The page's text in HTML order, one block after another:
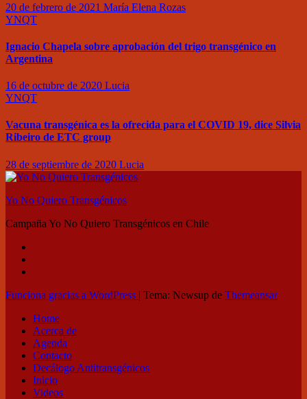
20 de febrero de 2021 María Elena Rozas
YNQT
Ignacio Chapela sobre aprobación del trigo transgénico en
Argentina
16 de octubre de 2020 Lucia
YNQT
Vacuna transgénica es la ofrecida para el COVID 19, dice Silvia
Ribeiro de ETC group
28 de septiembre de 2020 Lucia
Yo No Quiero Transgénicos
Campaña Yo No Quiero Transgénicos en Chile
Funciona gracias a WordPress | Tema: Newsup de Themeansar
Home
Acerca de
Agenda
Contacto
Decálogo Antitransgénicos
Inicio
Videos